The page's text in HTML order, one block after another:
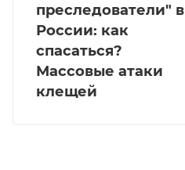
преследователи" в
России: как
спасаться?
Массовые атаки
клещей